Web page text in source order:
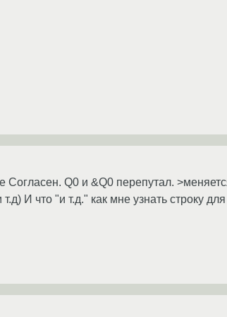
Согласен. Q0 и &Q0 перепутал.
И что "и т.д." как мне узнать строку